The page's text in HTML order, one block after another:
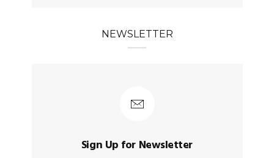
NEWSLETTER
Sign Up for Newsletter